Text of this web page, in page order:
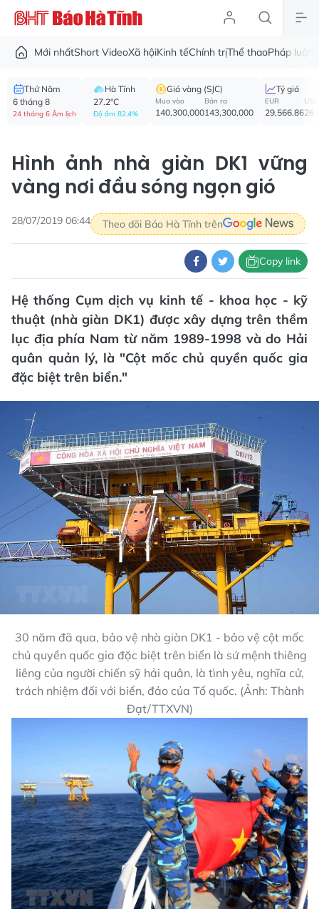
Mới nhấtShort VideoXã hộiKinh tếChính trịThể thaoPháp luật
Thứ Năm
6 tháng 8
24 tháng 6 Âm lịch
Hà Tĩnh
27.2°C
Độ ẩm 82.4%
Giá vàng (SJC)
Mua vào
140,300,000
Bán ra
143,300,000
Tỷ giá
EUR
29,566.86
USD
Hình ảnh nhà giàn DK1 vững
vàng nơi đầu sóng ngọn gió
28/07/2019 06:44 Theo dõi Báo Hà Tĩnh trên
Copy link
Hệ thống Cụm dịch vụ kinh tế - khoa học - kỹ
thuật (nhà giàn DK1) được xây dựng trên thềm
lục địa phía Nam từ năm 1989-1998 và do Hải
quân quản lý, là "Cột mốc chủ quyền quốc gia
đặc biệt trên biển."
30 năm đã qua, bảo vệ nhà giàn DK1 - bảo vệ cột mốc
chủ quyền quốc gia đặc biệt trên biển là sứ mệnh thiêng
liêng của người chiến sỹ hải quân, là tình yêu, nghĩa cử,
trách nhiệm đối với biển, đảo của Tổ quốc. (Ảnh: Thành
Đạt/TTXVN)